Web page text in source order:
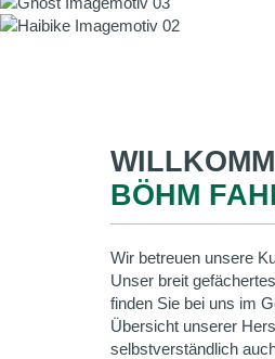
BÖHM
Wir betreuen unsere
Unser breit
finden Sie bei uns im
Übersicht unserer
selbstverständlich